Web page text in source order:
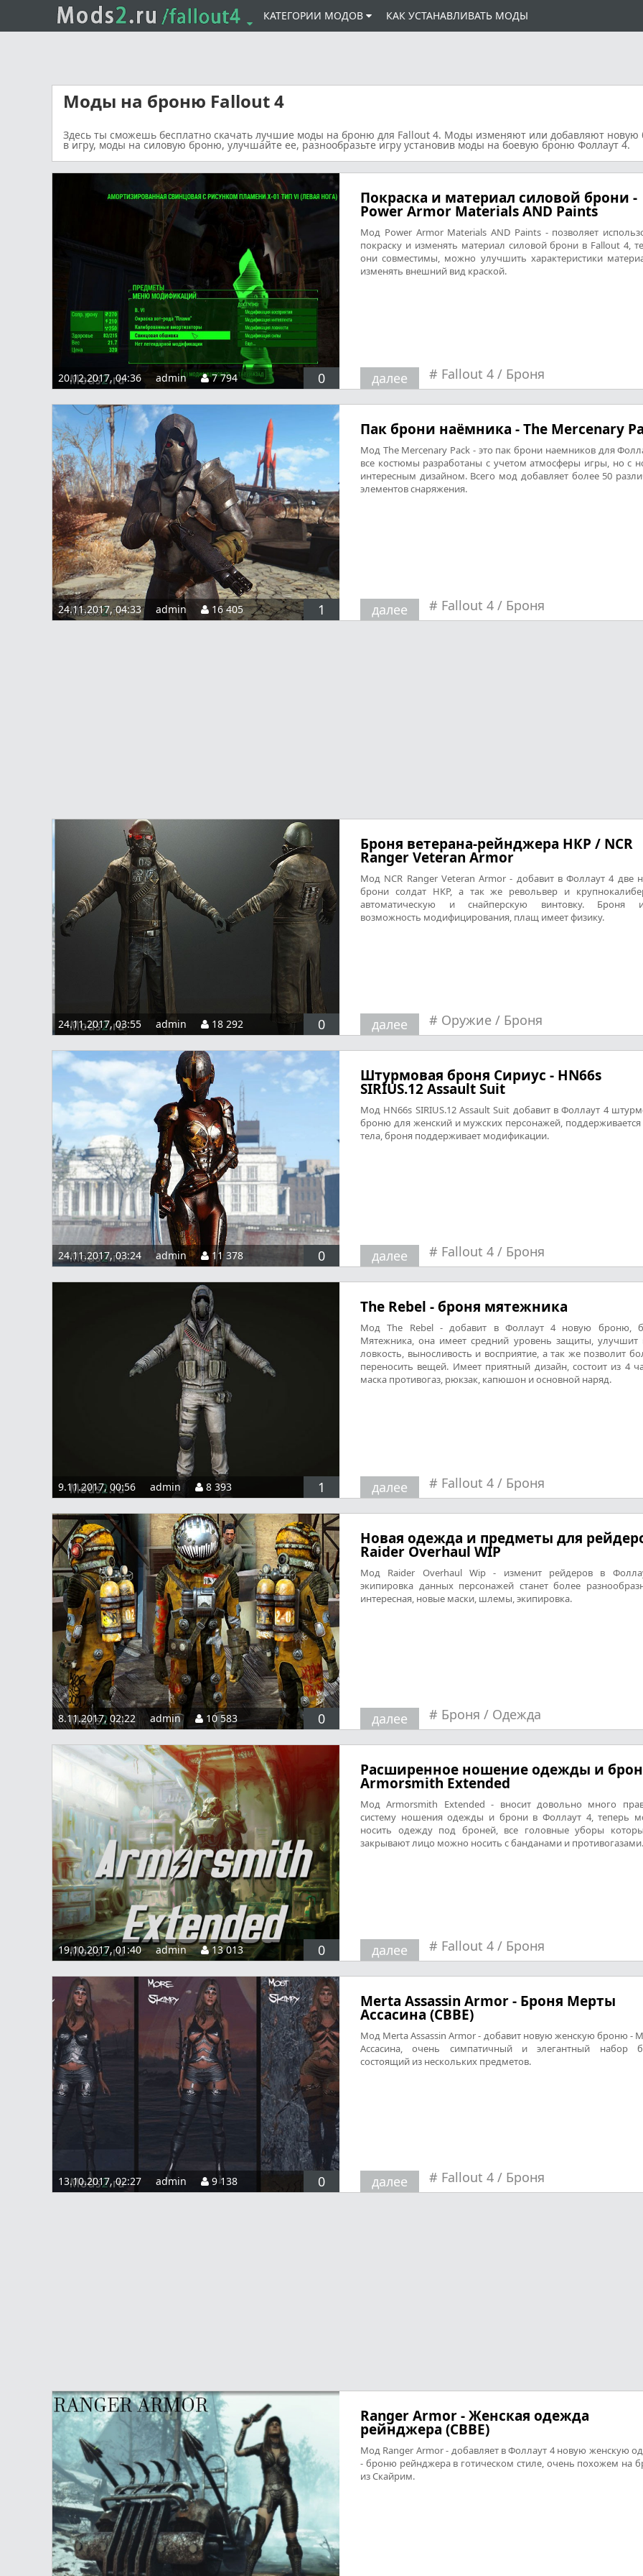
КАТЕГОРИИ МОДОВ КАК УСТАНАВЛИВАТЬ МОДЫ
Моды на броню Fallout 4
Здесь ты сможешь бесплатно скачать лучшие моды на броню для Fallout 4. Моды изменяют или добавляют новую
в игру, моды на силовую броню, улучшайте ее, разнообразьте игру установив моды на боевую броню Фоллаут 4.
20.12.2017, 04:36 admin 7 794 0
Покраска и материал силовой брони -
Power Armor Materials AND Paints
Мод Power Armor Materials AND Paints - позволяет
покраску и изменять материал силовой брони в Fallout 4,
они совместимы, можно улучшить характеристики
изменять внешний вид краской.
далее # Fallout 4 / Броня
24.11.2017, 04:33 admin 16 405 1
Пак брони наёмника - The Mercenary
Мод The Mercenary Pack - это пак брони наемников для
все костюмы разработаны с учетом атмосферы игры, но с
интересным дизайном. Всего мод добавляет более 50
элементов снаряжения.
далее # Fallout 4 / Броня
24.11.2017, 03:55 admin 18 292 0
Броня ветерана-рейнджера НКР / NCR
Ranger Veteran Armor
Мод NCR Ranger Veteran Armor - добавит в Фоллаут 4 две
брони солдат НКР, а так же револьвер и
автоматическую и снайперскую винтовку. Броня
возможность модифицирования, плащ имеет физику.
далее # Оружие / Броня
24.11.2017, 03:24 admin 11 378 0
Штурмовая броня Сириус - HN66s
SIRIUS.12 Assault Suit
Мод HN66s SIRIUS.12 Assault Suit добавит в Фоллаут 4
броню для женский и мужских персонажей, поддерживается
тела, броня поддерживает модификации.
далее # Fallout 4 / Броня
9.11.2017, 00:56 admin 8 393 1
The Rebel - броня мятежника
Мод The Rebel - добавит в Фоллаут 4 новую броню,
Мятежника, она имеет средний уровень защиты, улучшит
ловкость, выносливость и восприятие, а так же позволит
переносить вещей. Имеет приятный дизайн, состоит из 4
маска противогаз, рюкзак, капюшон и основной наряд.
далее # Fallout 4 / Броня
8.11.2017, 02:22 admin 10 583 0
Новая одежда и предметы для
Raider Overhaul WIP
Мод Raider Overhaul Wip - изменит рейдеров в
экипировка данных персонажей станет более
интересная, новые маски, шлемы, экипировка.
далее # Броня / Одежда
19.10.2017, 01:40 admin 13 013 0
Расширенное ношение одежды и
Armorsmith Extended
Мод Armorsmith Extended - вносит довольно много
систему ношения одежды и брони в Фоллаут 4, теперь
носить одежду под броней, все головные уборы
закрывают лицо можно носить с банданами и противогазами.
далее # Fallout 4 / Броня
13.10.2017, 02:27 admin 9 138 0
Merta Assassin Armor - Броня Мерты
Ассасина (CBBE)
Мод Merta Assassin Armor - добавит новую женскую броню -
Ассасина, очень симпатичный и элегантный набор
состоящий из нескольких предметов.
далее # Fallout 4 / Броня
Ranger Armor - Женская одежда
рейнджера (CBBE)
Мод Ranger Armor - добавляет в Фоллаут 4 новую женскую
- броню рейнджера в готическом стиле, очень похожем на
из Скайрим.